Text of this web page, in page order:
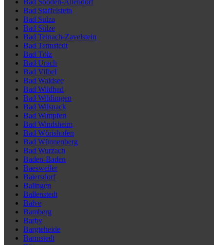
Bad Sooden-Allendorf
Bad Staffelstein
Bad Sulza
Bad Sülze
Bad Teinach-Zavelstein
Bad Tennstedt
Bad Tölz
Bad Urach
Bad Vilbel
Bad Waldsee
Bad Wildbad
Bad Wildungen
Bad Wilsnack
Bad Wimpfen
Bad Windsheim
Bad Wörishofen
Bad Wünnenberg
Bad Wurzach
Baden-Baden
Baesweiler
Baiersdorf
Balingen
Ballenstedt
Balve
Bamberg
Barby
Bargteheide
Barmstedt